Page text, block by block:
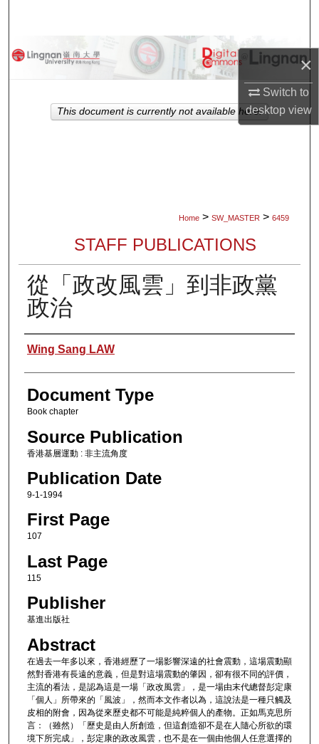
×
Switch to
desktopview
Browse Collections
About
Home > SW_MASTER > 6459
STAFF PUBLICATIONS
從「政改風雲」到非政黨
政治
Authors
Wing Sang LAW
Document Type
Book chapter
Source Publication
香港基層運動 : 非主流角度
Publication Date
9-1-1994
First Page
107
Last Page
115
Publisher
基進出版社
Abstract
在過去一年多以來，香港經歷了一場影響深遠的社會震動，這場震動顯
然對香港有長遠的意義，但是對這場震動的肇因，卻有很不同的評價，
主流的看法，是認為這是一場「政改風雲」，是一場由末代總督彭定康
「個人」所帶來的「風波」，然而本文作者以為，這說法是一種只觸及
皮相的附會，因為從來歷史都不可能是純粹個人的產物。正如馬克思所
言：（雖然）「歷史是由人所創造，但這創造卻不是在人隨心所欲的環
境下所完成」，彭定康的政改風雲，也不是在一個由他個人任意選擇的
This document is currently not available here.